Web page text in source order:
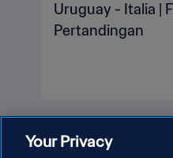
Uruguay - Italia |
Pertandingan
Your Privacy